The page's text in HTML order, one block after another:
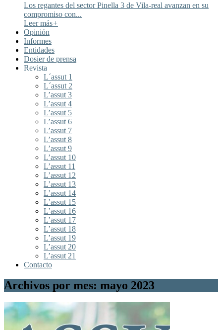
Los regantes del sector Pinella 3 de Vila-real avanzan en su
compromiso con...
Leer más+
Opinión
Informes
Entidades
Dosier de prensa
Revista
L´assut 1
L´assut 2
L’assut 3
L’assut 4
L’assut 5
L’assut 6
L’assut 7
L’assut 8
L’assut 9
L’assut 10
L’assut 11
L’assut 12
L’assut 13
L’assut 14
L’assut 15
L’assut 16
L’assut 17
L’assut 18
L’assut 19
L’assut 20
L’assut 21
Contacto
Archivos por mes: mayo 2023